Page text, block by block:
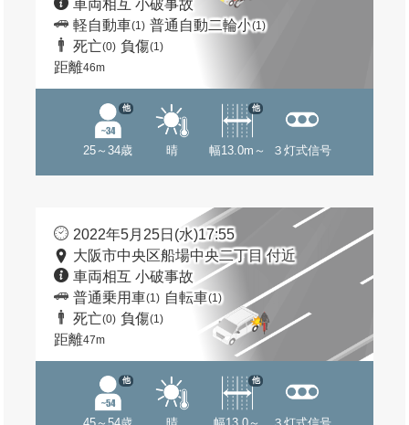
車両相互 小破事故
軽自動車(1) 普通自動二輪小(1)
死亡(0) 負傷(1)
距離46m
25～34歳
他
晴 幅13.0m～
他
３灯式信号
2022年5月25日(水)17:55
大阪市中央区船場中央二丁目 付近
車両相互 小破事故
普通乗用車(1) 自転車(1)
死亡(0) 負傷(1)
距離47m
他 他